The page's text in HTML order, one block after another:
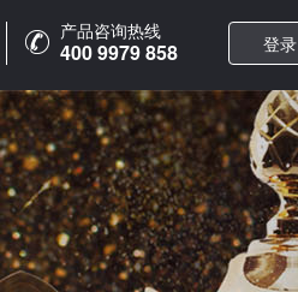
产品咨询热线
400 9979 858 登录